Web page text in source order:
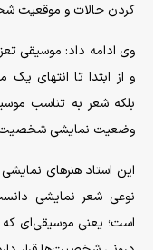
کردن حالات و موقعیت
وی ادامه داد: موسیقی
و از ابتدا تا انتهای
بلکه شعر به تناسب
وضعیت نمایشی
این استاد هنر‌های
نوعی شعر نمایشی
است؛ یعنی موسیقی‌ای